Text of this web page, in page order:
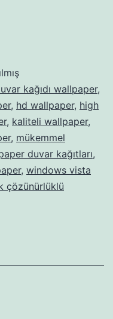
kağıdı wallpaper,
, hd wallpaper, high
, kaliteli wallpaper,
, mükemmel
duvar kağıtları,
, windows vista
çözünürlüklü